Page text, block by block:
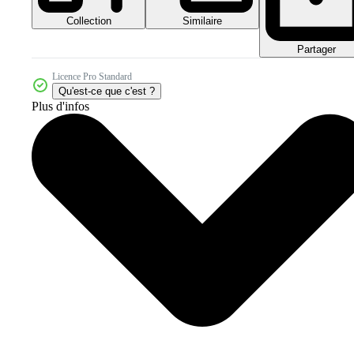
Collection Similaire
Partager
Licence Pro Standard
Qu'est-ce que c'est ?
Plus d'infos